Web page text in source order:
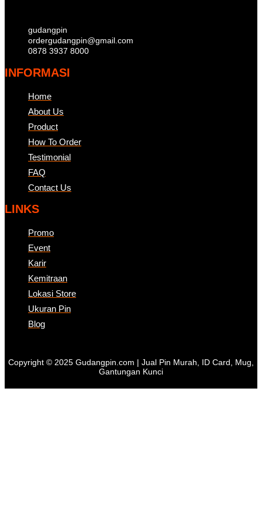
gudangpin
ordergudangpin@gmail.com
0878 3937 8000
INFORMASI
Home
About Us
Product
How To Order
Testimonial
FAQ
Contact Us
LINKS
Promo
Event
Karir
Kemitraan
Lokasi Store
Ukuran Pin
Blog
Copyright © 2025 Gudangpin.com | Jual Pin Murah, ID Card, Mug,
Gantungan Kunci